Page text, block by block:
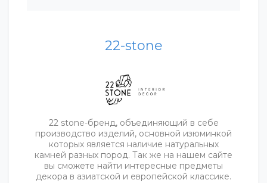
22-stone
22 stone-бренд, объединяющий в себе
производство изделий, основной изюминкой
которых является наличие натуральных
камней разных пород. Так же на нашем сайте
вы сможете найти интересные предметы
декора в азиатской и европейской классике.